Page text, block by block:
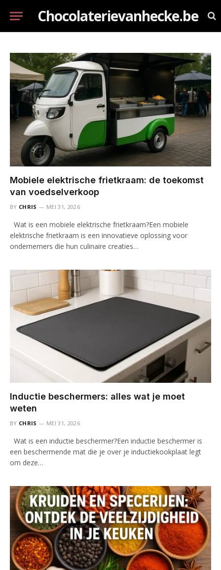
Chocolaterievanhecke.be
Mobiele elektrische frietkraam: de toekomst
van voedselverkoop
BY CHRIS MEI 31, 2026
Wat is een mobiele elektrische frietkraam?Een mobiele
elektrische frietkraam is een innovatieve oplossing voor
ondernemers die hun culinaire creaties…
Inductie beschermers: alles wat je moet
weten
BY CHRIS MEI 31, 2026
Wat is een inductie beschermer?Een inductie beschermer is
een beschermende mat die je over je inductiekookplaat legt
om deze…